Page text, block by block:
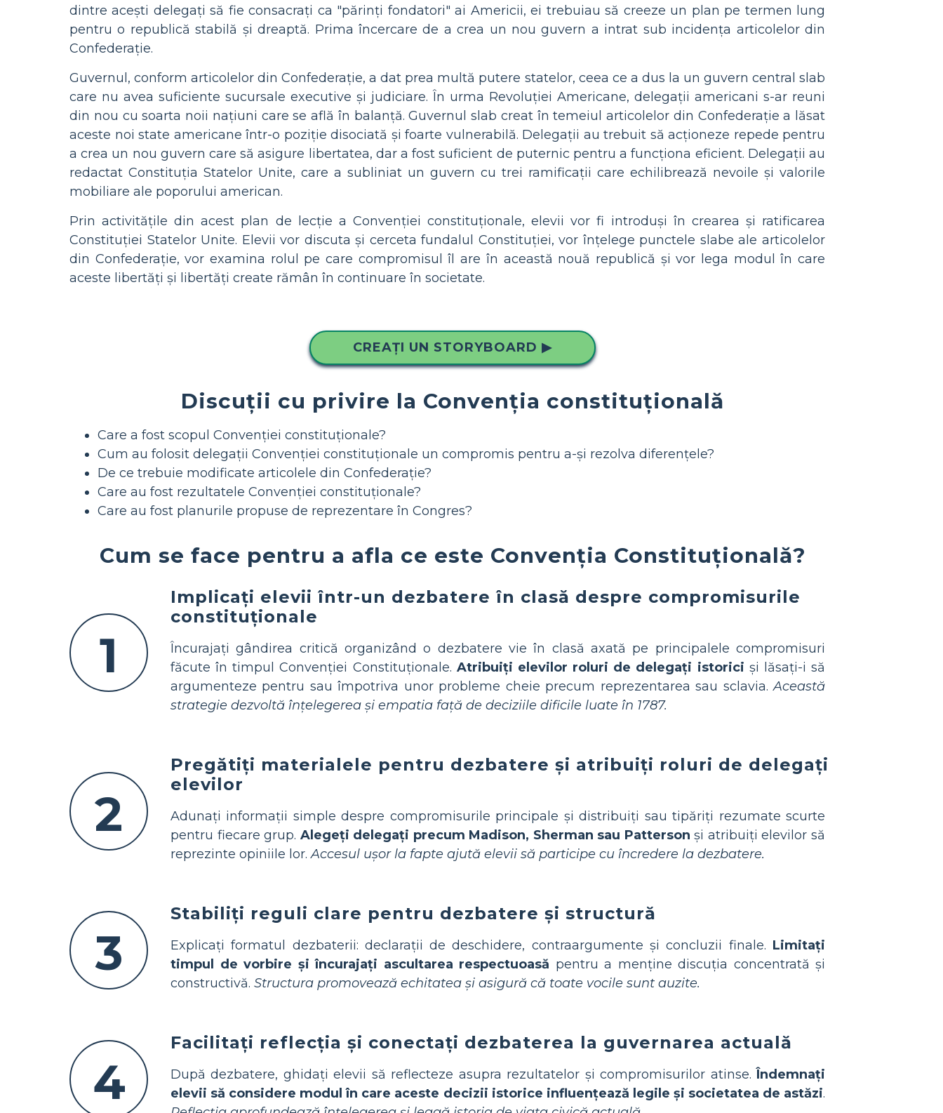
dintre acești delegați să fie consacrați ca "părinți fondatori" ai Americii, ei trebuiau să creeze un plan pe termen lung
pentru o republică stabilă și dreaptă. Prima încercare de a crea un nou guvern a intrat sub incidența articolelor din
Confederație.
Guvernul, conform articolelor din Confederație, a dat prea multă putere statelor, ceea ce a dus la un guvern central slab
care nu avea suficiente sucursale executive și judiciare. În urma Revoluției Americane, delegații americani s-ar reuni
din nou cu soarta noii națiuni care se află în balanță. Guvernul slab creat în temeiul articolelor din Confederație a lăsat
aceste noi state americane într-o poziție disociată și foarte vulnerabilă. Delegații au trebuit să acționeze repede pentru
a crea un nou guvern care să asigure libertatea, dar a fost suficient de puternic pentru a funcționa eficient. Delegații au
redactat Constituția Statelor Unite, care a subliniat un guvern cu trei ramificații care echilibrează nevoile și valorile
mobiliare ale poporului american.
Prin activitățile din acest plan de lecție a Convenției constituționale, elevii vor fi introduși în crearea și ratificarea
Constituției Statelor Unite. Elevii vor discuta și cerceta fundalul Constituției, vor înțelege punctele slabe ale articolelor
din Confederație, vor examina rolul pe care compromisul îl are în această nouă republică și vor lega modul în care
aceste libertăți și libertăți create rămân în continuare în societate.
CREAȚI UN STORYBOARD ▶
Discuții cu privire la Convenția constituțională
Care a fost scopul Convenției constituționale?
Cum au folosit delegații Convenției constituționale un compromis pentru a-și rezolva diferențele?
De ce trebuie modificate articolele din Confederație?
Care au fost rezultatele Convenției constituționale?
Care au fost planurile propuse de reprezentare în Congres?
Cum se face pentru a afla ce este Convenția Constituțională?
1
Implicați elevii într-un dezbatere în clasă despre compromisurile
constituționale
Încurajați gândirea critică organizând o dezbatere vie în clasă axată pe principalele compromisuri
făcute în timpul Convenției Constituționale. Atribuiți elevilor roluri de delegați istorici și lăsați-i să
argumenteze pentru sau împotriva unor probleme cheie precum reprezentarea sau sclavia.Această
strategie dezvoltă înțelegerea și empatia față de deciziile dificile luate în 1787.
2
Pregătiți materialele pentru dezbatere și atribuiți roluri de delegați
elevilor
Adunați informații simple despre compromisurile principale și distribuiți sau tipăriți rezumate scurte
pentru fiecare grup. Alegeți delegați precum Madison, Sherman sau Patterson și atribuiți elevilor să
reprezinte opiniile lor.Accesul ușor la fapte ajută elevii să participe cu încredere la dezbatere.
3
Stabiliți reguli clare pentru dezbatere și structură
Explicați formatul dezbaterii: declarații de deschidere, contraargumente și concluzii finale. Limitați
timpul de vorbire și încurajați ascultarea respectuoasă pentru a menține discuția concentrată și
constructivă. Structura promovează echitatea și asigură că toate vocile sunt auzite.
4
Facilitați reflecția și conectați dezbaterea la guvernarea actuală
După dezbatere, ghidați elevii să reflecteze asupra rezultatelor și compromisurilor atinse. Îndemnați
elevii să considere modul în care aceste decizii istorice influențează legile și societatea de astăzi.